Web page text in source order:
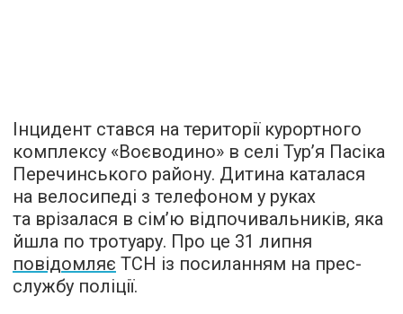
Інцидент стався на території курортного
комплексу «Воєводино» в селі Тур’я Пасіка
Перечинського району. Дитина каталася
на велосипеді з телефоном у руках
та врізалася в сім’ю відпочивальників, яка
йшла по тротуару. Про це 31 липня
повідомляє ТСН із посиланням на прес-
службу поліції.